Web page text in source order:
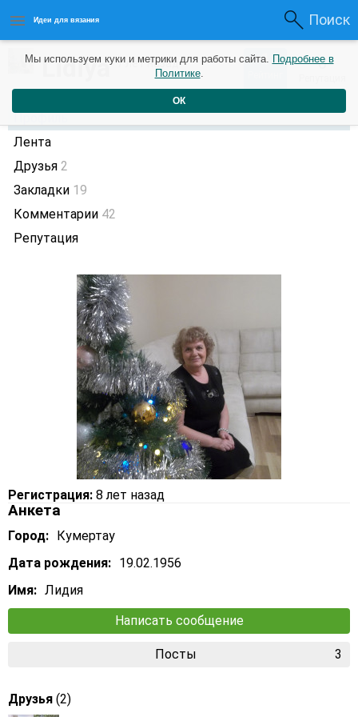
Идеи для вязания Поиск
Lidiya7 лет назад 1 0
Профиль
Лента
Друзья 2
Закладки 19
Комментарии 42
Репутация
Регистрация: 8 лет назад
Анкета
Город: Кумертау
Дата рождения: 19.02.1956
Имя: Лидия
Написать сообщение
Посты 3
Друзья (2)
Мы используем куки и метрики для работы сайта. Подробнее в
Политике.
ОК